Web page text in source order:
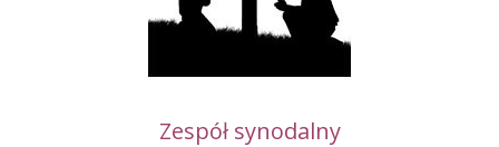
Zespół synodalny